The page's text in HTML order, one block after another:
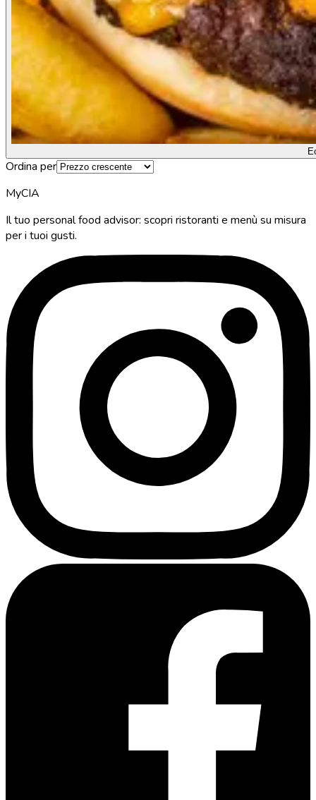
Ordina per
MyCIA
Il tuo personal food advisor: scopri ristoranti e menù su misura
per i tuoi gusti.